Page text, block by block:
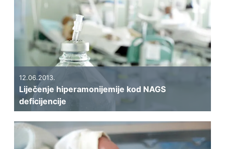
12.06.2013.
Liječenje hiperamonijemije kod NAGS
deficijencije